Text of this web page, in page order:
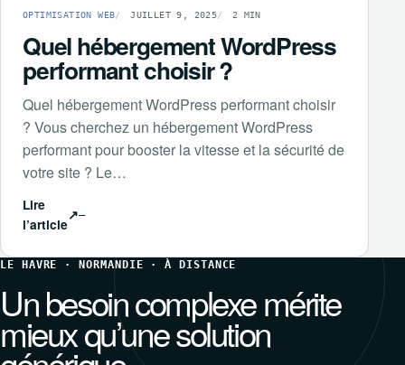
OPTIMISATION WEB JUILLET 9, 2025 2 MIN
Quel hébergement WordPress
performant choisir ?
Quel hébergement WordPress performant choisir
? Vous cherchez un hébergement WordPress
performant pour booster la vitesse et la sécurité de
votre site ? Le…
Lire
l’article
↗
LE HAVRE · NORMANDIE · À DISTANCE
Un besoin complexe mérite
mieux qu’une solution